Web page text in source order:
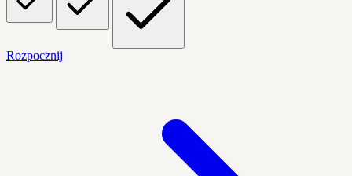
Rozpocznij